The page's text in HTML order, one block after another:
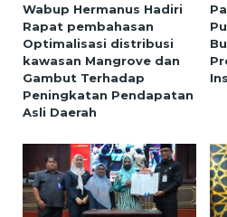
Wabup Hermanus Hadiri
Rapat pembahasan
Optimalisasi distribusi
kawasan Mangrove dan
Gambut Terhadap
Peningkatan Pendapatan
Asli Daerah